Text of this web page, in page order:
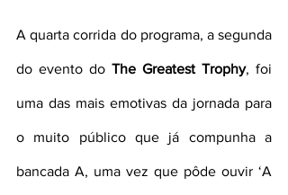
A quarta corrida do programa, a segunda
do evento do The Greatest Trophy, foi
uma das mais emotivas da jornada para
o muito público que já compunha a
bancada A, uma vez que pôde ouvir ‘A